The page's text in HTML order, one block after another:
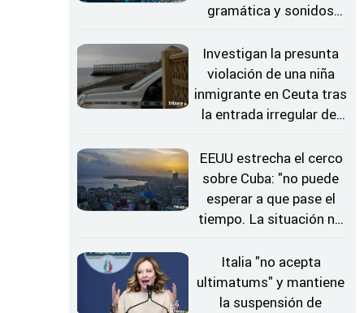
gramática y sonidos
Investigan la presunta
violación de una niña
inmigrante en Ceuta tras
la entrada irregular del
EEUU estrecha el cerco
sobre Cuba: "no puede
esperar a que pase el
tiempo. La situación no
Italia "no acepta
ultimatums" y mantiene
la suspensión de